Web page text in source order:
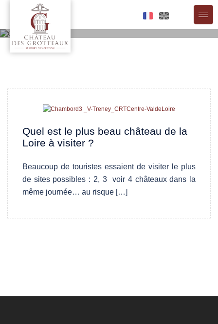
Actualités
Quel est le plus beau château de la
Loire à visiter ?
Beaucoup de touristes essaient de visiter le plus
de sites possibles : 2, 3 voir 4 châteaux dans la
même journée… au risque […]